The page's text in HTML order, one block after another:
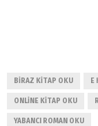
BIRAZ KITAP OKU E
ONLINE KITAP OKU
YABANCI ROMAN OKU